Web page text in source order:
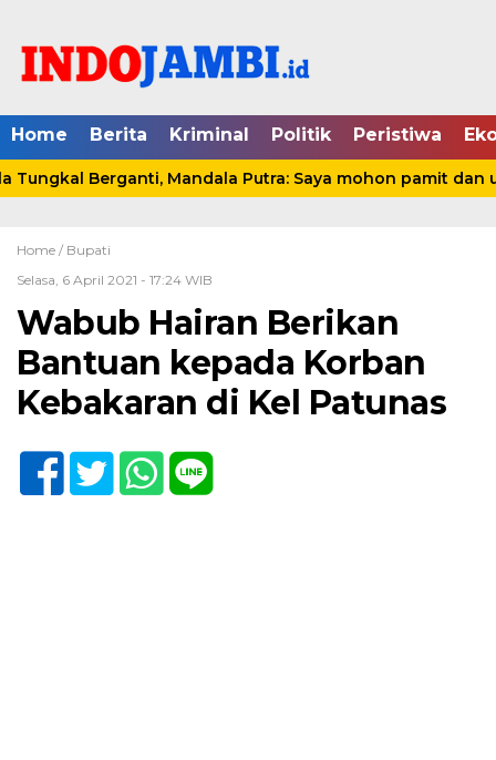
Home Berita Kriminal Politik Peristiwa
Tungkal Berganti, Mandala Putra: Saya mohon pamit dan
Home / Bupati
Selasa, 6 April 2021 - 17:24 WIB
Wabub Hairan Berikan
Bantuan kepada Korban
Kebakaran di Kel Patunas